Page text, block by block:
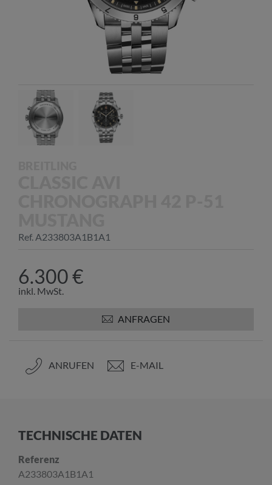
Ref. A233803A1B1A1
6.300 €
inkl. MwSt.
ANFRAGEN
ANRUFEN E-MAIL
TECHNISCHE DATEN
Referenz
A233803A1B1A1